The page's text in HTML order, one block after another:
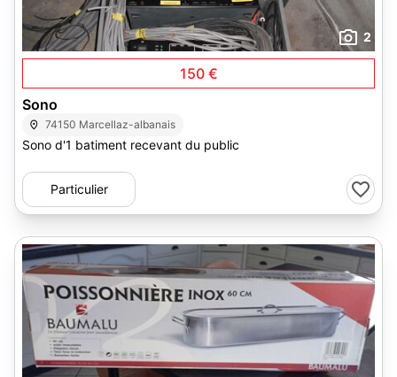
2
150 €
Sono
74150 Marcellaz-albanais
Sono d'1 batiment recevant du public
Particulier